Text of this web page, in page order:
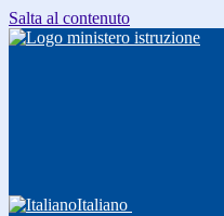
Salta al contenuto
Italiano